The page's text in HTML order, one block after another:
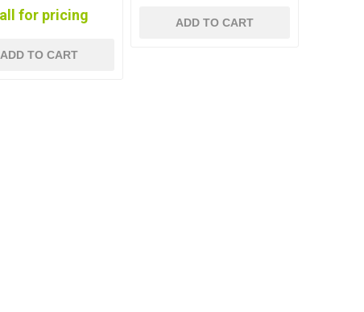
for pricing
ADD TO CART
ADD TO CART